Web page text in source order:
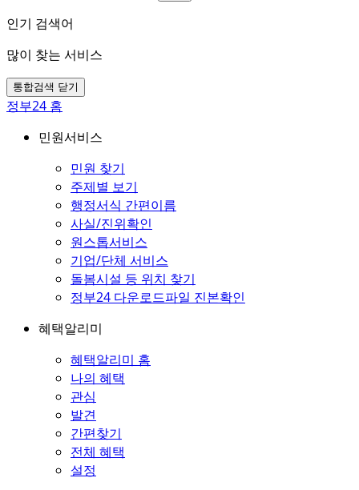
인기 검색어
많이 찾는 서비스
통합검색 닫기
정부24 홈
민원서비스
민원 찾기
주제별 보기
행정서식 간편이름
사실/진위확인
원스톱서비스
기업/단체 서비스
돌봄시설 등 위치 찾기
정부24 다운로드파일 진본확인
혜택알리미
혜택알리미 홈
나의 혜택
관심
발견
간편찾기
전체 혜택
설정